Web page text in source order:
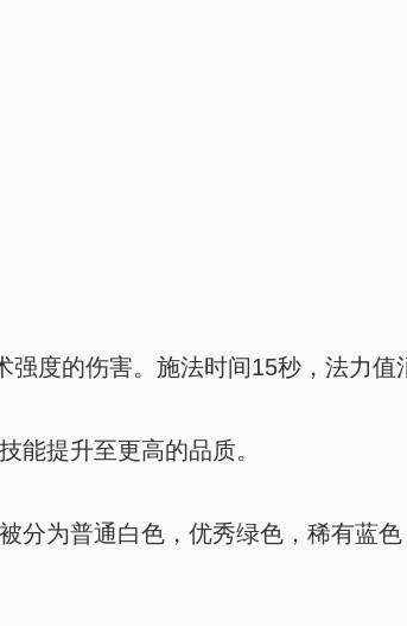
度的伤害。施法时间15秒，法力值
提升至更高的品质。
为普通白色，优秀绿色，稀有蓝色